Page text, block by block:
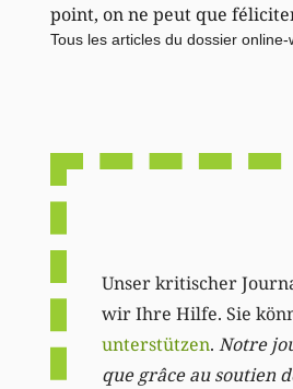
point, on ne peut que
Tous les articles du dossier online-
Unser kritischer
wir Ihre Hilfe. Sie
unterstützen. Notre
que grâce au soutien